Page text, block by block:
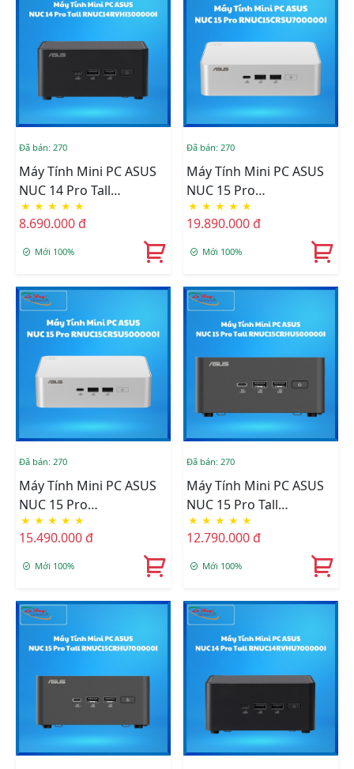
Đã bán: 270
Máy Tính Mini PC ASUS
NUC 14 Pro Tall
RNUC14RVHI300000I (i3-
100U/ 2xNVMe, SATA/ 2x
HDMI 2.1/2x
MOUNT)
★ ★ ★ ★ ★
8.690.000 đ
Mới 100%
Đã bán: 270
Máy Tính Mini PC ASUS
NUC 15 Pro
RNUC15CRSU700000I
(U7- 255H/2xDDR5-
5600/2xNVMe,SATA/ 2x
Thunderbolt/ VESA
MOUNT/WHITE)
★ ★ ★ ★ ★
19.890.000 đ
Mới 100%
Đã bán: 270
Máy Tính Mini PC ASUS
NUC 15 Pro
RNUC15CRSU500000I (5-
225H/2xDDR5-
5600/2xNVMe,SATA/ 2x
Thunderbolt/ VESA
MOUNT/WHITE)
★ ★ ★ ★ ★
15.490.000 đ
Mới 100%
Đã bán: 270
Máy Tính Mini PC ASUS
NUC 15 Pro Tall
RNUC15CRHU500000I
(U5- 225H/2xDDR5-
5600/2xNVMe,SATA/ 2x
Thunderbolt/ VESA
MOUNT)
★ ★ ★ ★ ★
12.790.000 đ
Mới 100%